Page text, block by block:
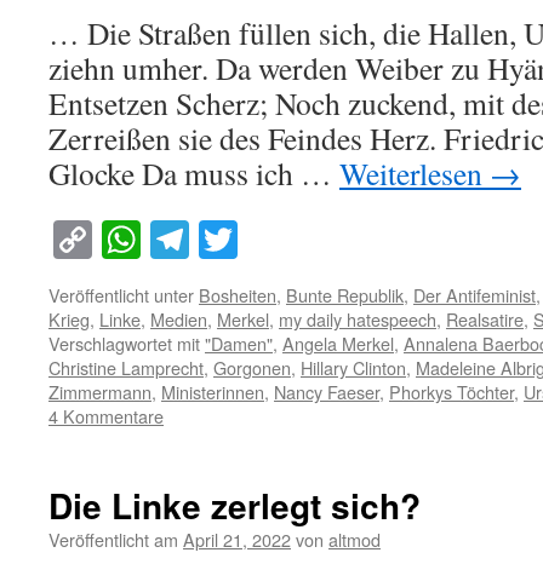
… Die Straßen füllen sich, die Hallen,
ziehn umher. Da werden Weiber zu
Entsetzen Scherz; Noch zuckend, mit
Zerreißen sie des Feindes Herz.
Glocke Da muss ich … Weiterlesen →
Copy
Link
WhatsApp
Telegram
Veröffentlicht unter Bosheiten, Bunte Republik, Der Antifeminist
Krieg, Linke, Medien, Merkel, my daily hatespeech, Realsatire,
Verschlagwortet mit"Damen", Angela Merkel, Annalena
Christine Lamprecht, Gorgonen, Hillary Clinton, Madeleine
Zimmermann, Ministerinnen, Nancy Faeser, Phorkys Töchter,
4 Kommentare
Die Linke zerlegt sich?
Veröffentlicht am April 21, 2022von altmod